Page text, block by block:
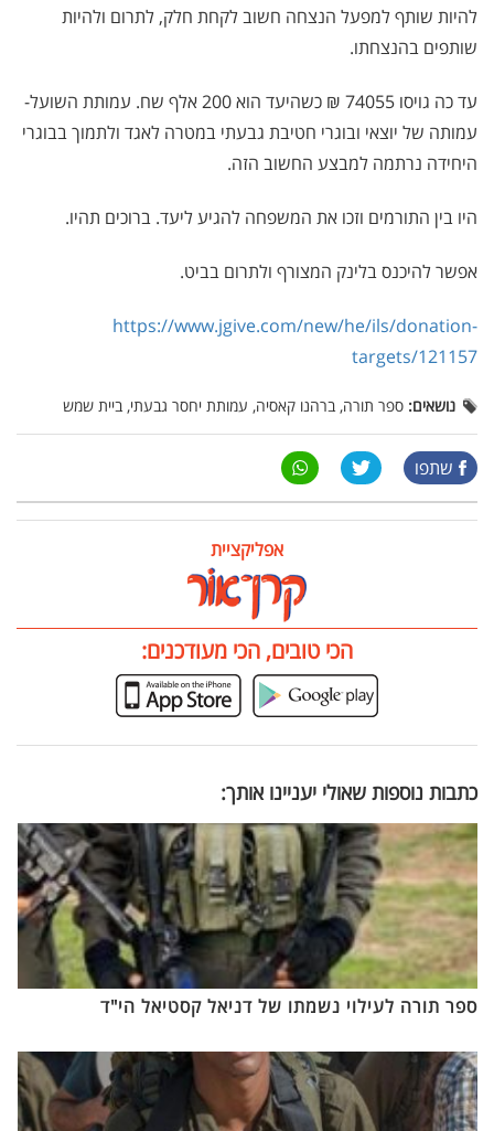
להיות שותף למפעל הנצחה חשוב לקחת חלק, לתרום ולהיות
שותפים בהנצחתו.
עד כה גויסו 74055 ₪ כשהיעד הוא 200 אלף שח. עמותת השועל-
עמותה של יוצאי ובוגרי חטיבת גבעתי במטרה לאגד ולתמוך בבוגרי
היחידה נרתמה למבצע החשוב הזה.
היו בין התורמים וזכו את המשפחה להגיע ליעד. ברוכים תהיו.
אפשר להיכנס בלינק המצורף ולתרום בביט.
https://www.jgive.com/new/he/ils/donation-
targets/121157
נושאים: ספר תורה, ברהנו קאסיה, עמותת יחסר גבעתי, ביית שמש
שתפו
אפליקציית
הכי טובים, הכי מעודכנים:
כתבות נוספות שאולי יעניינו אותך:
ספר תורה לעילוי נשמתו של דניאל קסטיאל הי"ד